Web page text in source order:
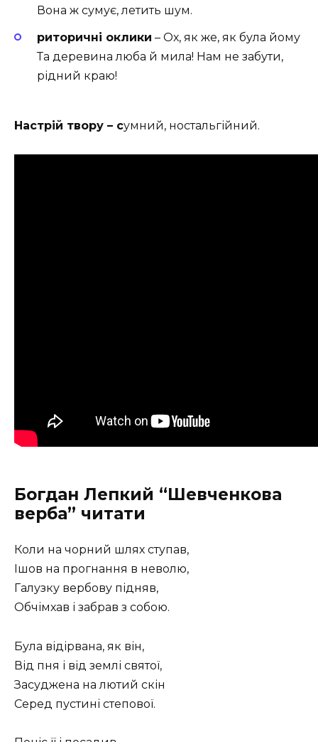
Вона ж сумує, летить шум.
риторичні оклики – Ох, як же, як була йому
Та деревина люба й мила! Нам не забути,
рідний краю!
Настрій твору – сумний, ностальгійний.
Богдан Лепкий “Шевченкова
верба” читати
Коли на чорний шлях ступав,
Ішов на прогнання в неволю,
Галузку вербову підняв,
Обчімхав і забрав з собою.
Була відірвана, як він,
Від пня і від землі святої,
Засуджена на лютий скін
Серед пустині степової.